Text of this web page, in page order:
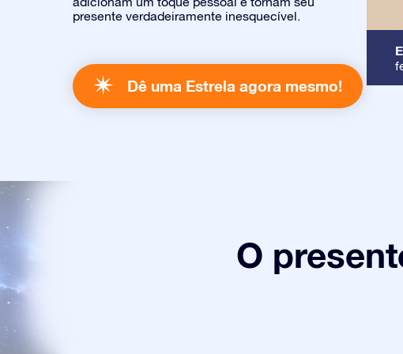
presente verdadeiramente inesquecível.
Dê uma Estrela agora mesmo!
O